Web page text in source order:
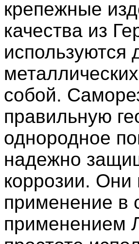
крепежные
качества из
используются
собой.
правильную
однородное
надежно
коррозии.
применение в
применением